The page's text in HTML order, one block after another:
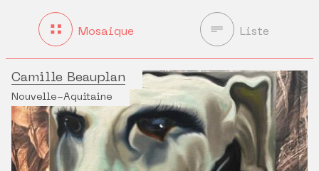
Mosaique Liste
Camille Beauplan
Nouvelle-Aquitaine